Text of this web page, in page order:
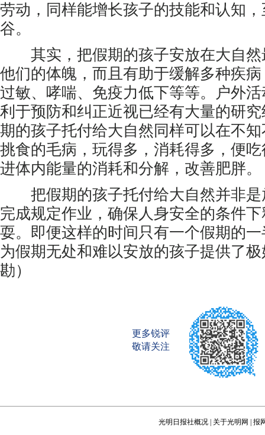
劳动，同样能增长孩子的技能和认知
谷。
其实，把假期的孩子安放在大自然
他们的体魄，而且有助于缓解多种疾
过敏、哮喘、免疫力低下等等。户外
利于预防和纠正近视已经有大量的研
期的孩子托付给大自然同样可以在不
挑食的毛病，玩得多，消耗得多，便
进体内能量的消耗和分解，改善肥胖。
把假期的孩子托付给大自然并非是
完成规定作业，确保人身安全的条件
耍。即便这样的时间只有一个假期的
为假期无处和难以安放的孩子提供了
勘）
更多锐评
敬请关注
光明日报社概况 关于光明网 报